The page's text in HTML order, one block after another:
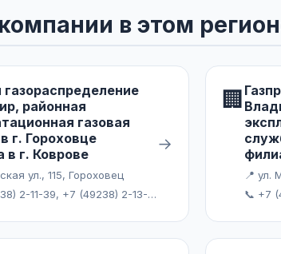
в этом
газораспределение
районная
газовая
г. Гороховце
в г. Коврове
ул., 115, Гороховец
📞 +7 (49238) 2-11-39, +7 (49238) 2-13-60
→
🏢
📍 ул.
📞 +7